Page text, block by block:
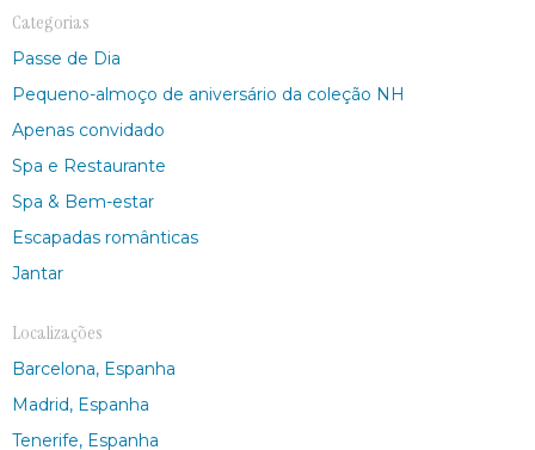
Categorias
Passe de Dia
Pequeno-almoço de aniversário da coleção NH
Apenas convidado
Spa e Restaurante
Spa & Bem-estar
Escapadas românticas
Jantar
Localizações
Barcelona, Espanha
Madrid, Espanha
Tenerife, Espanha